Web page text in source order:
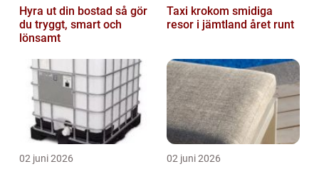
Hyra ut din bostad så gör
du tryggt, smart och
lönsamt
Taxi krokom smidiga
resor i jämtland året runt
02 juni 2026 02 juni 2026